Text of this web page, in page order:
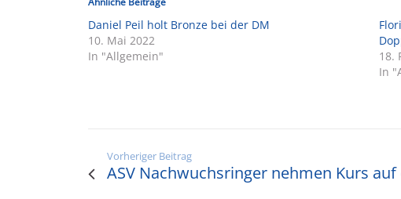
Daniel Peil holt Bronze bei der DM
10. Mai 2022
In "Allgemein"
18.
In
Vorheriger Beitrag
ASV Nachwuchsringer nehmen Kurs auf